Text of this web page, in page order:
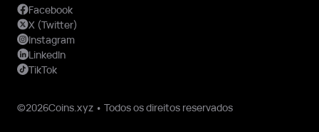
©2026Coins.xyz • Todos os direitos reservados
Facebook
X (Twitter)
Instagram
LinkedIn
TikTok